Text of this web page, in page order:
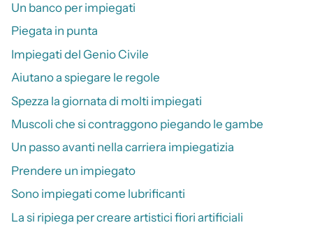
Un banco per impiegati
Piegata in punta
Impiegati del Genio Civile
Aiutano a spiegare le regole
Spezza la giornata di molti impiegati
Muscoli che si contraggono piegando le gambe
Un passo avanti nella carriera impiegatizia
Prendere un impiegato
Sono impiegati come lubrificanti
La si ripiega per creare artistici fiori artificiali